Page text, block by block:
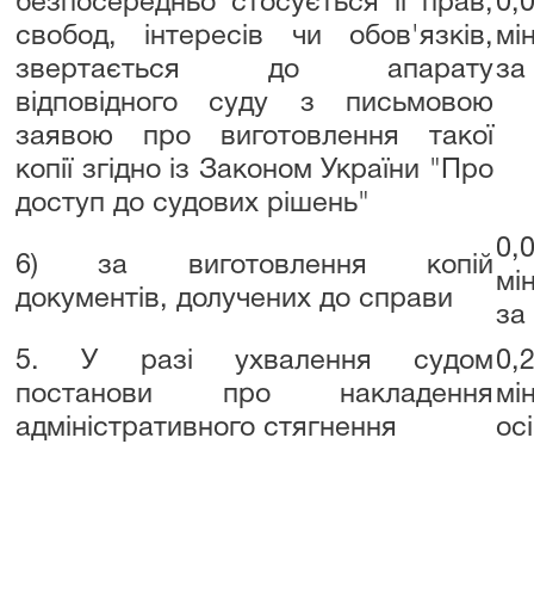
свобод, інтересів чи обов'язків,
звертається до апарату
відповідного суду з письмовою
заявою про виготовлення такої
копії згідно із Законом України "Про
доступ до судових рішень"
за
6) за виготовлення копій
документів, долучених до справи
за
5. У разі ухвалення судом
постанови про накладення
адміністративного стягнення